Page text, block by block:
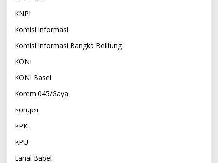
KNPI
Komisi Informasi
Komisi Informasi Bangka Belitung
KONI
KONI Basel
Korem 045/Gaya
Korupsi
KPK
KPU
Lanal Babel